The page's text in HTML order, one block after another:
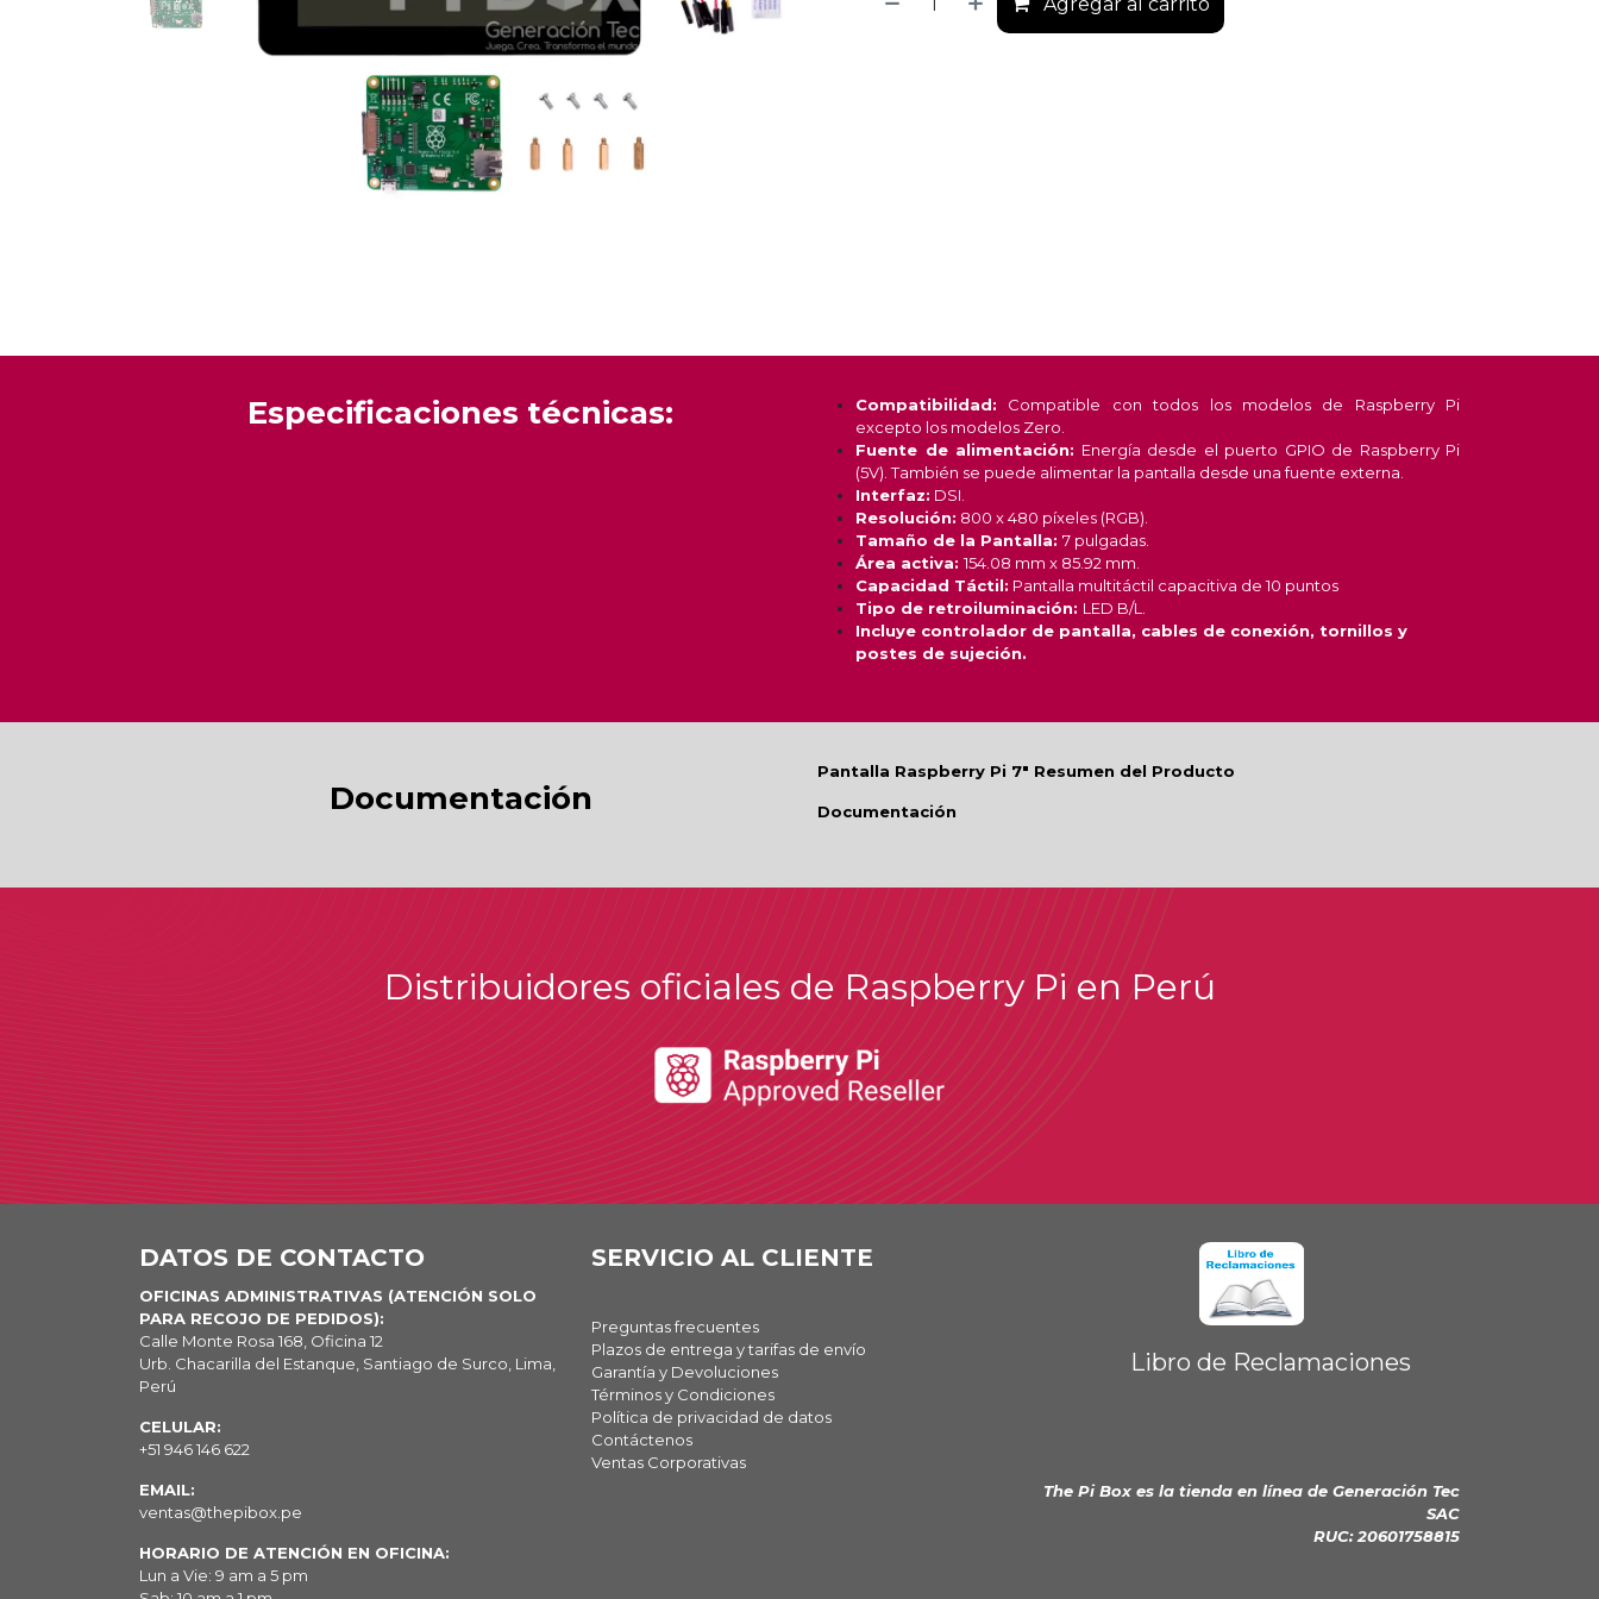
Especificaciones técnicas: Compatibilidad: Compatible con todos los modelos de Raspberry Pi
excepto los modelos Zero.
Fuente de alimentación: Energía desde el puerto GPIO de Raspberry Pi
(5V). También se puede alimentar la pantalla desde una fuente externa.
Interfaz: DSI.
Resolución: 800 x 480 píxeles (RGB).
Tamaño de la Pantalla: 7 pulgadas.
Área activa:154.08 mm x 85.92 mm.
Capacidad Táctil: Pantalla multitáctil capacitiva de 10 puntos
Tipo de retroiluminación: LED B/L.
Incluye controlador de pantalla, cables de conexión, tornillos y
postes de sujeción.
Documentación
Pantalla Raspberry Pi 7" Resumen del Producto
Documentación
Distribuidores oficiales de Raspberry Pi en Perú
DATOS DE CONTACTO
OFICINAS ADMINISTRATIVAS (ATENCIÓN SOLO
PARA RECOJO DE PEDIDOS):
Calle Monte Rosa 168, Oficina 12
Urb. Chacarilla del Estanque, Santiago de Surco, Lima,
Perú
CELULAR:
+51 946 146 622
EMAIL:
ventas@thepibox.pe
HORARIO DE ATENCIÓN EN OFICINA:
Lun a Vie: 9 am a 5 pm
SERVICIO AL CLIENTE
Preguntas frecuentes
Plazos de entrega y tarifas de envío
Garantía y Devoluciones
Términos y Condiciones
Política de privacidad de datos
Contáctenos
Ventas Corporativas
Libro de Reclamaciones
The Pi Box es la tienda en línea de Generación Tec
SAC
RUC: 20601758815